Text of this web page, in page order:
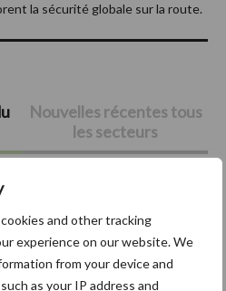
and other tracking
experience on our website. We
from your device and
as your IP address and
la sécurité globale sur la route.
Nouvelles récentes tous
les secteurs
Kverneland Optima SX
Benz Trucks présente